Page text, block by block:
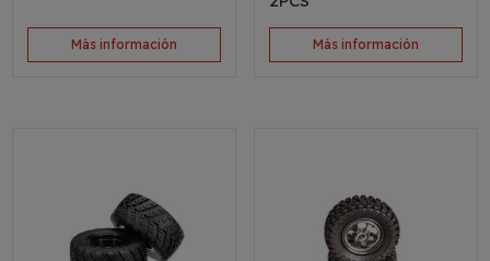
Más información Más información